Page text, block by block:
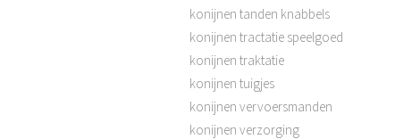
konijnen tanden knabbels
konijnen tractatie speelgoed
konijnen traktatie
konijnen tuigjes
konijnen vervoersmanden
konijnen verzorging